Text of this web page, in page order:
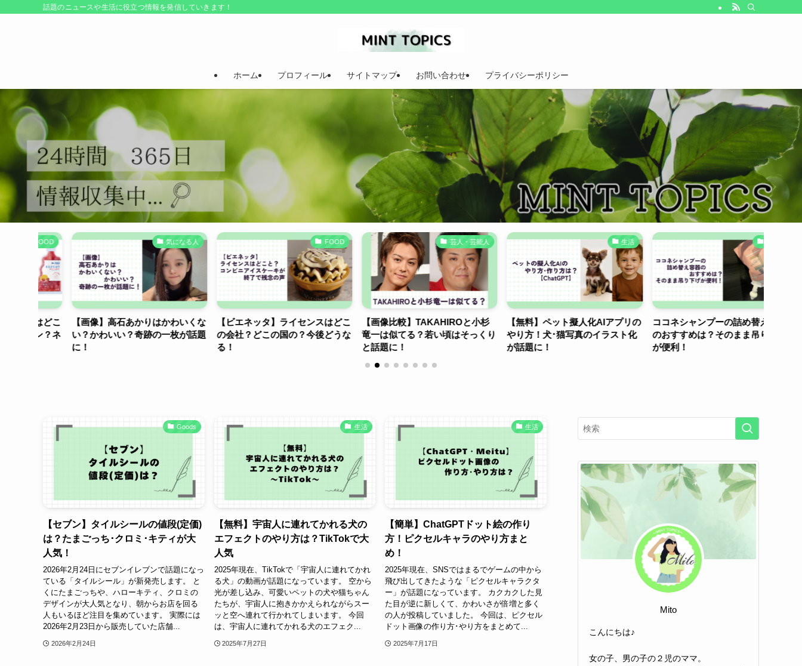
話題のニュースや生活に役立つ情報を発信していきます！
ホーム プロフィール サイトマップ お問い合わせ プライバシーポリシー
気になる人
【画像】高石あかりはかわいくな
い？かわいい？奇跡の一枚が話題
FOOD
【ビエネッタ】ライセンスはどこ
の会社？どこの国の？今後どうな
芸人・芸能人
【画像比較】TAKAHIROと小杉
竜一は似てる？若い頃はそっくり
と話題に！
【無料】ペット擬人化AIアプリの
やり方！犬･猫写真のイラスト化
が話題に！
生活
ココネシャンプーの詰め替え容器
のおすすめは？そのまま吊り下げ
が便利！
Goods
【セブン】タイルシールの値段(定価)
は？たまごっち･クロミ･キティが大
人気！
2026年2月24日にセブンイレブンで話題になっ
ている「タイルシール」が新発売します。 と
くにたまごっちや、ハローキティ、クロミの
デザインが大人気となり、朝からお店を回る
人もいるほど注目を集めています。 実際には
2026年2月23日から販売していた店舗...
2026年2月24日
生活
【無料】宇宙人に連れてかれる犬の
エフェクトのやり方は？TikTokで大
人気
2025年現在、TikTokで「宇宙人に連れてかれ
る犬」の動画が話題になっています。 空から
光が差し込み、可愛いペットの犬や猫ちゃん
たちが、宇宙人に抱きかかえられながらスー
ッと空へ連れて行かれてしまいます。 今回
は、宇宙人に連れてかれる犬のエフェク...
2025年7月27日
生活
【簡単】ChatGPTドット絵の作り
方！ピクセルキャラのやり方まと
め！
2025年現在、SNSではまるでゲームの中から
飛び出してきたような「ピクセルキャラクタ
ー」が話題になっています。 カクカクした見
た目が逆に新しくて、かわいさが倍増と多く
の人が投稿していました。 今回は、ピクセル
ドット画像の作り方･やり方をまとめて...
2025年7月17日
Mito
こんにちは♪
女の子、男の子の２児のママ。